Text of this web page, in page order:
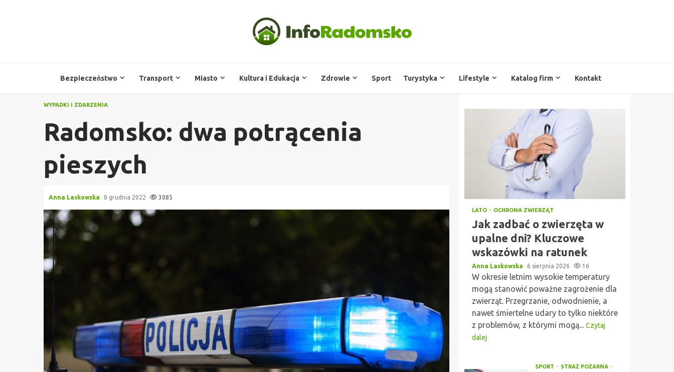
Bezpieczeństwo Transport Miasto Kultura i Edukacja Zdrowie Sport Turystyka Lifestyle Katalog firm Kontakt
WYPADKI I ZDARZENIA
Radomsko: dwa potrącenia
pieszych
Anna Laskowska 8 grudnia 2022 3085
LATO OCHRONA ZWIERZĄT
Jak zadbać o zwierzęta w
upalne dni? Kluczowe
wskazówki na ratunek
Anna Laskowska 6 sierpnia 2026 16
W okresie letnim wysokie temperatury
mogą stanowić poważne zagrożenie dla
zwierząt. Przegrzanie, odwodnienie, a
nawet śmiertelne udary to tylko niektóre
z problemów, z którymi mogą... Czytaj
dalej
SPORT
STRAŻ POŻARNA